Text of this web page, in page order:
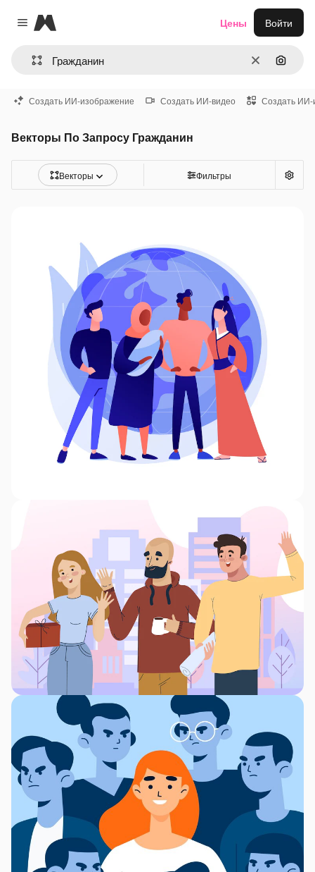
Close menu
Magnific
ОчиститьПоиск
Цены Войти
Создать ИИ-изображение Создать ИИ-видео Создать ИИ-
Векторы По Запросу Гражданин
Векторы Фильтры